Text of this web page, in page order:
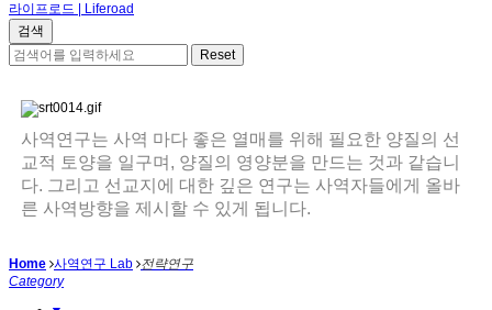
라이프로드 | Liferoad
사역연구는 사역 마다 좋은 열매를 위해 필요한 양질의 선
교적 토양을 일구며, 양질의 영양분을 만드는 것과 같습니
다. 그리고 선교지에 대한 깊은 연구는 사역자들에게 올바
른 사역방향을 제시할 수 있게 됩니다.
Home 사역연구 Lab 전략연구
Category